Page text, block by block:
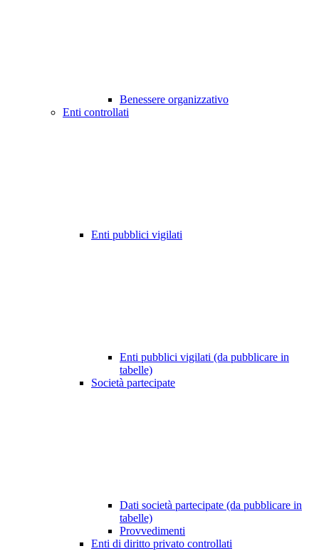
Benessere organizzativo
Enti controllati
Enti pubblici vigilati
Enti pubblici vigilati (da pubblicare in
tabelle)
Società partecipate
Dati società partecipate (da pubblicare in
tabelle)
Provvedimenti
Enti di diritto privato controllati